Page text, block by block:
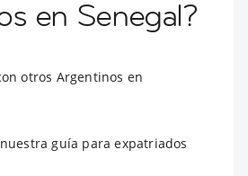
en Senegal?
otros Argentinos en
guía para expatriados